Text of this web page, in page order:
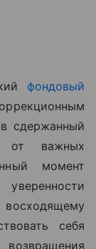
фондовый
сдержанный
от важных
момент
себя